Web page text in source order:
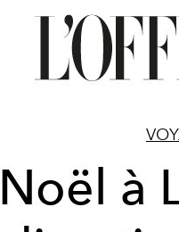
Noël à